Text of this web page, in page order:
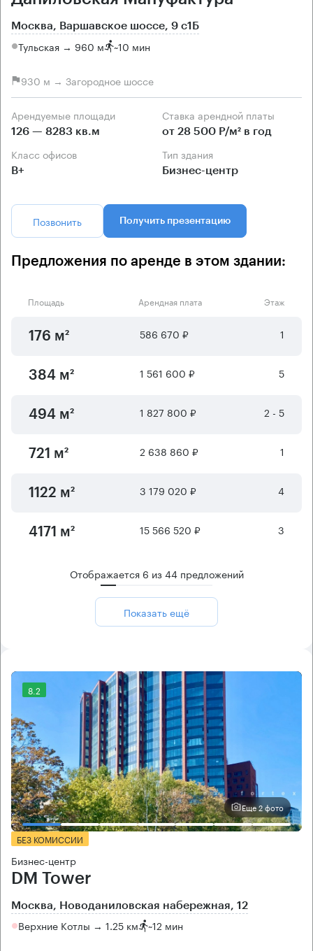
Москва, Варшавское шоссе, 9 с1Б
Тульская → 960 м ~10 мин
930 м → Загородное шоссе
Арендуемые площади
126 — 8283 кв.м
Ставка арендной платы
от 28 500 Р/м² в год
Класс офисов
B+
Тип здания
Бизнес-центр
Позвонить Получить презентацию
Предложения по аренде в этом здании:
Площадь Арендная плата Этаж
176 м² 586 670 ₽ 1
384 м² 1 561 600 ₽ 5
494 м² 1 827 800 ₽ 2 - 5
721 м² 2 638 860 ₽ 1
1122 м² 3 179 020 ₽ 4
4171 м² 15 566 520 ₽ 3
Отображается 6 из44предложений
Показать ещё
8.2
Еще 2 фото
БЕЗ КОМИССИИ
Бизнес-центр
DM Tower
Москва, Новоданиловская набережная, 12
Верхние Котлы → 1.25 км ~12 мин